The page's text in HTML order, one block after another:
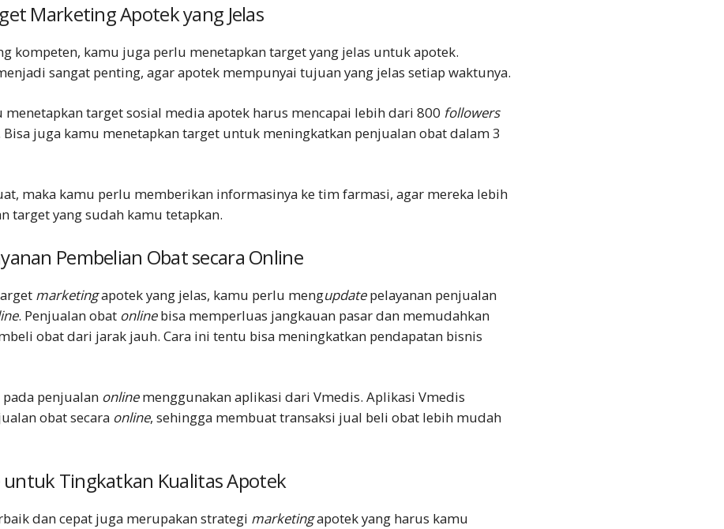
Marketing Apotekyang Jelas
kompeten, kamu juga perlu menetapkan target yang jelas untuk apotek.
sangat penting, agar apotek mempunyai tujuan yang jelas setiap waktunya.
menetapkan target sosial media apotek harus mencapai lebih dari 800 followers
juga kamu menetapkan target untuk meningkatkan penjualan obat dalam 3
maka kamu perlu memberikan informasinya ke tim farmasi, agar mereka lebih
target yang sudah kamu tetapkan.
Pembelian Obat secara Online
marketingapotekyang jelas, kamu perlu mengupdatepelayanan penjualan
. Penjualan obat onlinebisa memperluas jangkauan pasar dan memudahkan
obat dari jarak jauh. Cara ini tentu bisa meningkatkan pendapatan bisnis
penjualan onlinemenggunakan aplikasi dari Vmedis. Aplikasi Vmedis
obat secara online, sehingga membuat transaksi jual beli obat lebih mudah
untuk Tingkatkan Kualitas Apotek
dan cepat juga merupakan strategi marketingapotekyang harus kamu